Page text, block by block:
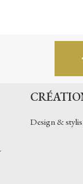
Design &